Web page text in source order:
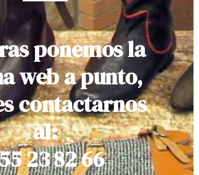
ponemos la
web a punto,
contactarnos
al:
23 82 66